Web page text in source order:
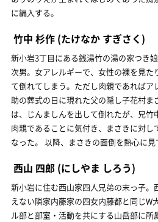
に編入する。
竹中 杉作 (たけなか すぎさく)
新小岩3丁目にある銭湯竹の湯の家つき
次男。女アレルギーで、女性の裸を見た
て倒れてしまう。ただし肉親であれば
助の葬式の日に現れた父の隠し子花村
は、じんましんを出して倒れたが、兄竹
肉親であることに気付き、まさきに対し
なった。 以降、まさきの面倒を熱心に見
西山 四郎 (にしやま しろう)
新小岩に住む西山家四人兄弟の末っ子。
えない隣家内藤家の四女内藤都と同じW
ル部と部室・活動を共にする山岳部に